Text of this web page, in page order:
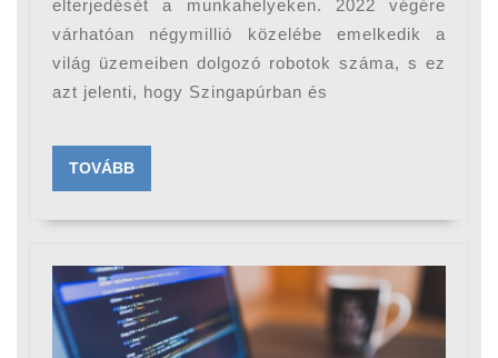
munkahelyeken
elterjedését a munkahelyeken. 2022 végére
várhatóan négymillió közelébe emelkedik a
világ üzemeiben dolgozó robotok száma, s ez
azt jelenti, hogy Szingapúrban és
TOVÁBBTOVÁBB